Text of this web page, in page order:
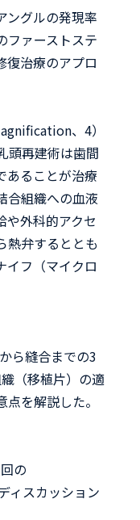
ングルの発現率
ファーストステ
復治療のアプロ
、4）
頭再建術は歯間
あることが治療
合組織への血液
外科的アクセ
熱弁するととも
イフ（マイクロ
ら縫合までの3
（移植片）の適
を解説した。
の
ィスカッション